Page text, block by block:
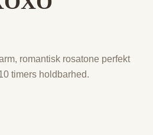
romantisk rosatone perfekt
timers holdbarhed.